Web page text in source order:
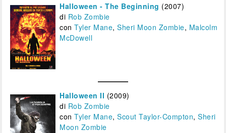
Halloween - The Beginning (2007)
di Rob Zombie
conTyler Mane,Sheri Moon Zombie, Malcolm
McDowell
Halloween II (2009)
di Rob Zombie
conTyler Mane,Scout Taylor-Compton,Sheri
Moon Zombie